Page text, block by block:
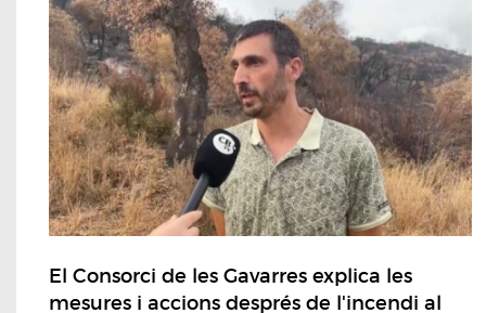
El Consorci de les Gavarres explica les
mesures i accions després de l'incendi al